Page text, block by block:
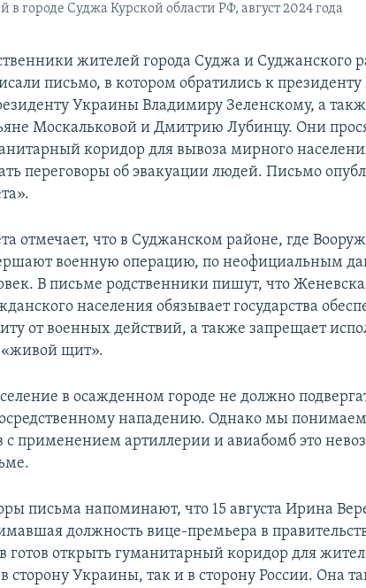
в городе Суджа Курской области РФ, август 2024 года
жителей города Суджа и Суджанского
письмо, в котором обратились к
Украины Владимиру Зеленскому, а
Москальковой и Дмитрию Лубинцу. Они
коридор для вывоза мирного
переговоры об эвакуации людей. Письмо
отмечает, что в Суджанском районе, где
военную операцию, по неофициальным
В письме родственники пишут, что
населения обязывает государства
от военных действий, а также запрещает
«живой щит».
в осажденном городе не должно
нападению. Однако мы понимаем,
с применением артиллерии и авиабомб это
письма напоминают, что 15 августа Ирина
должность вице-премьера в
готов открыть гуманитарный коридор для
сторону Украины, так и в сторону России. Она